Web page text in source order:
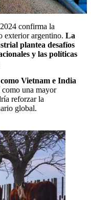
confirma la
exterior argentino. La
plantea desafíos
y las políticas
Vietnam e India
como una mayor
reforzar la
global.